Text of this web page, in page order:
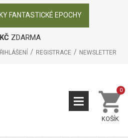
FANTASTICKÉ EPOCHY
ZDARMA
REGISTRACE NEWSLETTER
KOŠÍK
0